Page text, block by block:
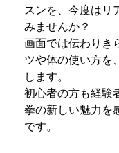
スンを、今度はリ
みませんか？
画面では伝わりき
ツや体の使い方を
します。
初心者の方も経験
拳の新しい魅力を
です。